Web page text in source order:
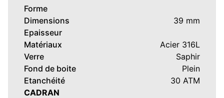
Forme
Dimensions
39 mm
Epaisseur
Matériaux
Acier 316L
Verre
Saphir
Fond de boite
Plein
Etanchéité
30 ATM
CADRAN